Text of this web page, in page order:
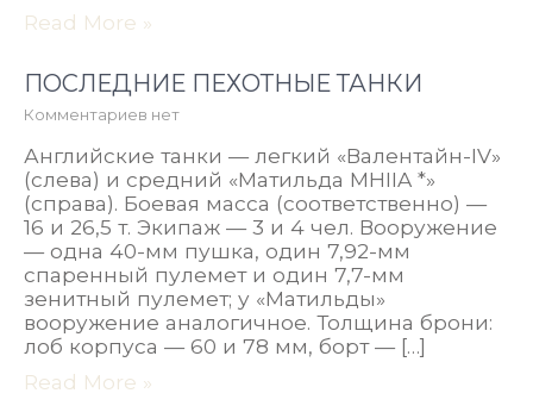
Read More »
ПОСЛЕДНИЕ ПЕХОТНЫЕ ТАНКИ
Комментариев нет
Английские танки — легкий «Валентайн-IV»
(слева) и средний «Матильда MHIIA *»
(справа). Боевая масса (соответственно) —
16 и 26,5 т. Экипаж — 3 и 4 чел. Вооружение
— одна 40-мм пушка, один 7,92-мм
спаренный пулемет и один 7,7-мм
зенитный пулемет; у «Матильды»
вооружение аналогичное. Толщина брони:
лоб корпуса — 60 и 78 мм, борт — […]
Read More »